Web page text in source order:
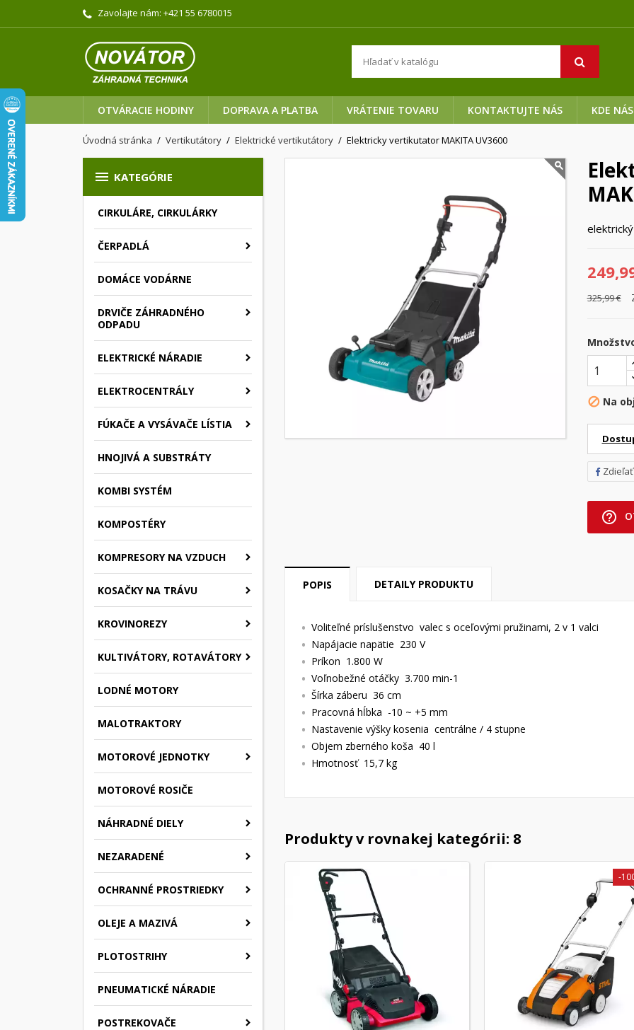
Zavolajte nám: +421 55 6780015
OTVÁRACIE HODINY DOPRAVA A PLATBA VRÁTENIE TOVARU KONTAKTUJTE NÁS KDE
Úvodná stránka Vertikutátory Elektrické vertikutátory Elektricky vertikutator MAKITA UV3600
 KATEGÓRIE
CIRKULÁRE, CIRKULÁRKY
ČERPADLÁ
DOMÁCE VODÁRNE
DRVIČE ZÁHRADNÉHO
ODPADU
ELEKTRICKÉ NÁRADIE
ELEKTROCENTRÁLY
FÚKAČE A VYSÁVAČE LÍSTIA
HNOJIVÁ A SUBSTRÁTY
KOMBI SYSTÉM
KOMPOSTÉRY
KOMPRESORY NA VZDUCH
KOSAČKY NA TRÁVU
KROVINOREZY
KULTIVÁTORY, ROTAVÁTORY
LODNÉ MOTORY
MALOTRAKTORY
MOTOROVÉ JEDNOTKY
MOTOROVÉ ROSIČE
NÁHRADNÉ DIELY
NEZARADENÉ
OCHRANNÉ PROSTRIEDKY
OLEJE A MAZIVÁ
PLOTOSTRIHY
PNEUMATICKÉ NÁRADIE
POSTREKOVAČE
325,99 €
 Na
Zdieľať
help_outline
POPIS DETAILY PRODUKTU
Voliteľné príslušenstvo valec s oceľovými pružinami, 2 v 1 valci
Napájacie napätie 230 V
Príkon 1.800 W
Voľnobežné otáčky 3.700 min-1
Šírka záberu 36 cm
Pracovná hĺbka -10 ~ +5 mm
Nastavenie výšky kosenia centrálne / 4 stupne
Objem zberného koša 40 l
Hmotnosť 15,7 kg
Produkty v rovnakej kategórii: 8
-